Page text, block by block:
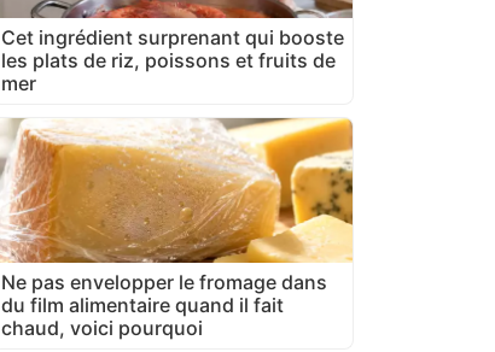
Cet ingrédient surprenant qui booste
les plats de riz, poissons et fruits de
mer
Ne pas envelopper le fromage dans
du film alimentaire quand il fait
chaud, voici pourquoi